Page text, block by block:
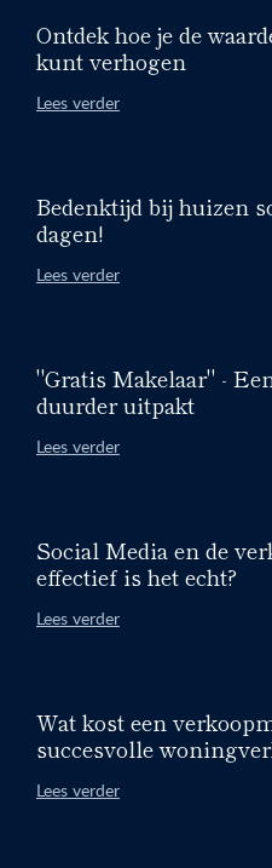
Ontdek hoe je de
kunt verhogen
Lees verder
Bedenktijd bij huizen
dagen!
Lees verder
"Gratis Makelaar" -
duurder uitpakt
Lees verder
Social Media en de
effectief is het echt?
Lees verder
Wat kost een
succesvolle
Lees verder